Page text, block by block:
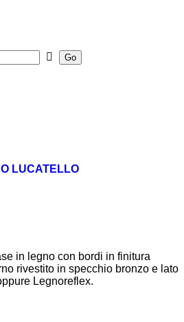
LUCATELLO
in legno con bordi in finitura
rivestito in specchio bronzo e lato
Legnoreflex.